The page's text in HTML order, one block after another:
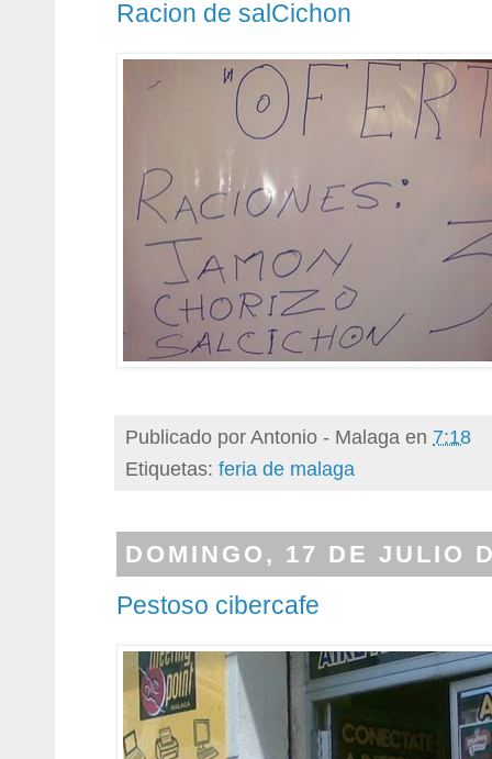
Racion de salCichon
Publicado porAntonio - Malaga en 7:18
Etiquetas: feria de malaga
DOMINGO, 17 DE JULIO
Pestoso cibercafe